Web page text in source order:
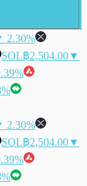
2.30%
SOL฿2,504.00▼
2.30%
SOL฿2,504.00▼